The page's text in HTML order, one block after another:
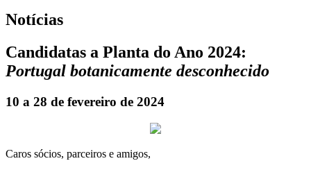
Notícias
Candidatas a Planta do Ano 2024:
Portugal botanicamente desconhecido
10 a 28 de fevereiro de 2024
Caros sócios, parceiros e amigos,